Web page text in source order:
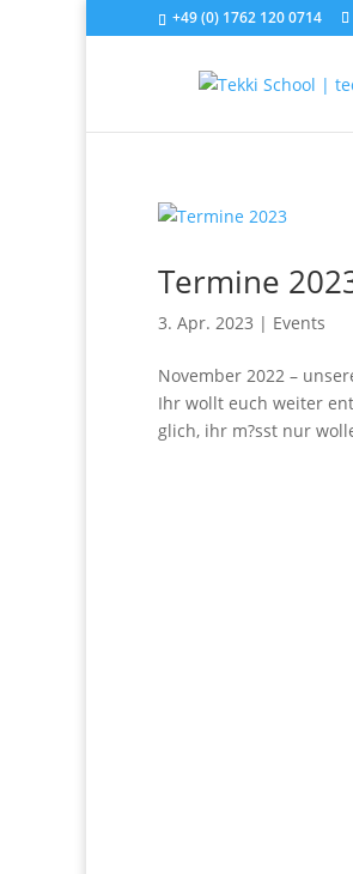
+49 (0) 1762 120 0714
Termine
3. Apr. 2023 | Events
November 2022 –
Ihr wollt euch weiter
glich, ihr m?sst nur